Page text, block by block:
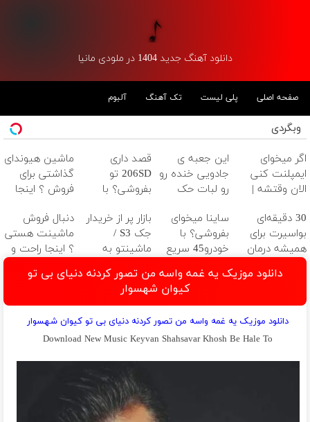
دانلود آهنگ جدید 1404 در ملودی مانیا
صفحه اصلی پلی لیست تک آهنگ آلبوم
وبگردی
اگر میخوای
ایمپلنت کنی
الان وقتشه |
میلیون تومان!!!
این جعبه ی
جادویی خنده رو
رو لبات حک
خرید40%تخفیف
قصد داری
206SD تو
بفروشی؟ با
امن بفروش
ماشین هیوندای
گذاشتی برای
فروش ؟ اینجا
بفروش
30 دقیقه‌ای
بواسیرت برای
همیشه درمان
می‌شه!
ساینا میخوای
بفروشی؟ با
خودرو45 سریع
بازار پر از خریدار
جک S3 /
ماشینتو به
دنبال فروش
ماشینت هستی
؟ اینجا راحت و
دانلود موزیک یه غمه واسه من تصور کردنه دنیای بی تو
کیوان شهسوار
دانلود موزیک یه غمه واسه من تصور کردنه دنیای بی تو کیوان شهسوار
Download New Music Keyvan Shahsavar Khosh Be Hale To